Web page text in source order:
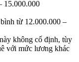
15.000.000
từ 12.000.000 –
không cố định, tùy
với mức lương khác